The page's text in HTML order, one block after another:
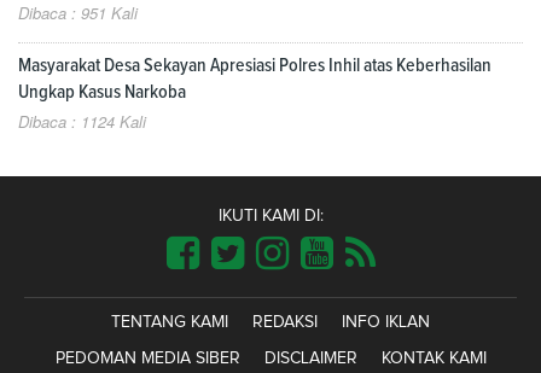
Dibaca : 951 Kali
Masyarakat Desa Sekayan Apresiasi Polres Inhil atas Keberhasilan
Ungkap Kasus Narkoba
Dibaca : 1124 Kali
IKUTI KAMI DI:
TENTANG KAMI REDAKSI INFO IKLAN
PEDOMAN MEDIA SIBER DISCLAIMER KONTAK KAMI